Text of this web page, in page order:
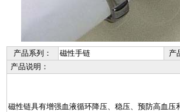
产品系列： 磁性手链 产
产品说明：
磁性链具有增强血液循环降压、稳压、预防高血